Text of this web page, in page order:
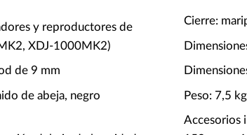
y reproductores de
XDJ-1000MK2)
de 9 mm
de abeja, negro
Cierre:
Peso: 7,5 kg
Accesorios